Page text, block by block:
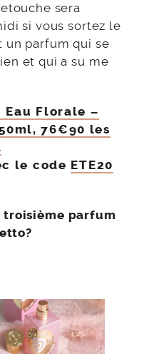
sera
si vous sortez le
un parfum qui se
et qui a su me
Eau Florale –
76€90 les
le code ETE20
troisième parfum